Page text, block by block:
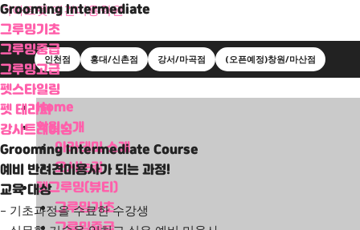
더아트펫 애견미용학원
인천점 홍대/신촌점 강서/마곡점 (오픈예정)창원/마산점
MenuHome
학원소개
아카데미 소개
오시는길
펫그루밍(뷰티)
그루밍기초
Grooming Intermediate
그루밍기초
그루밍중급
그루밍고급
펫스타일링
펫 테라피
강사트레이닝
Grooming Intermediate Course
예비 반려견미용사가 되는 과정!
교육 대상
– 기초과정을 수료한 수강생